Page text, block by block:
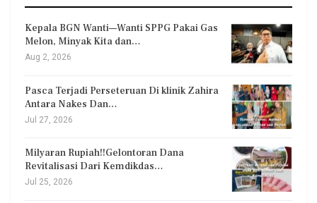
Kepala BGN Wanti—Wanti SPPG Pakai Gas
Melon, Minyak Kita dan…
Aug 2, 2026
Pasca Terjadi Perseteruan Di klinik Zahira
Antara Nakes Dan…
Jul 27, 2026
Milyaran Rupiah!!Gelontoran Dana
Revitalisasi Dari Kemdikdas…
Jul 25, 2026